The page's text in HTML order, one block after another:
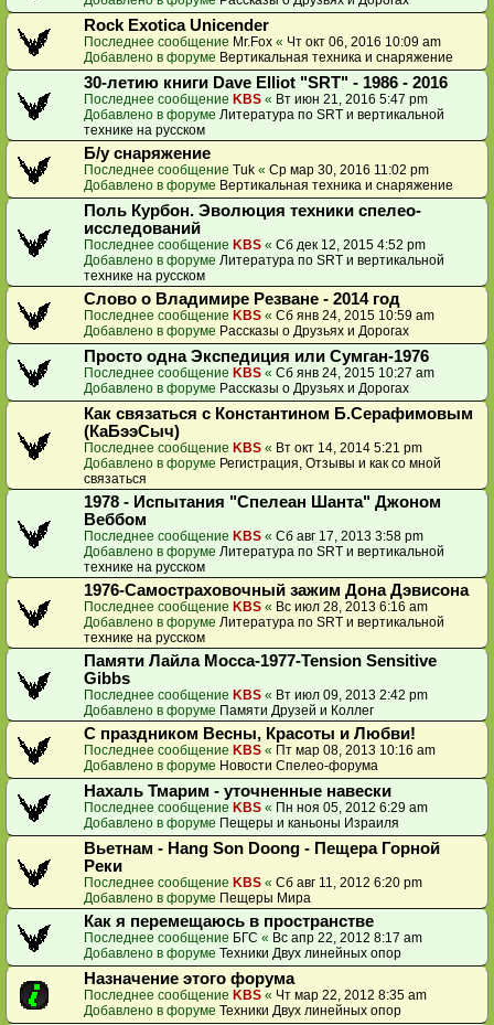
Rock Exotica Unicender
Последнее сообщение Mr.Fox « Чт окт 06, 2016 10:09 am
Добавлено в форуме Вертикальная техника и снаряжение
30-летию книги Dave Elliot "SRT" - 1986 - 2016
Последнее сообщение KBS « Вт июн 21, 2016 5:47 pm
Добавлено в форуме Литература по SRT и вертикальной
технике на русском
Б/у снаряжение
Последнее сообщение Tuk « Ср мар 30, 2016 11:02 pm
Добавлено в форуме Вертикальная техника и снаряжение
Поль Курбон. Эволюция техники спелео-
исследований
Последнее сообщение KBS « Сб дек 12, 2015 4:52 pm
Добавлено в форуме Литература по SRT и вертикальной
технике на русском
Слово о Владимире Резване - 2014 год
Последнее сообщение KBS « Сб янв 24, 2015 10:59 am
Добавлено в форуме Рассказы о Друзьях и Дорогах
Просто одна Экспедиция или Сумган-1976
Последнее сообщение KBS « Сб янв 24, 2015 10:27 am
Добавлено в форуме Рассказы о Друзьях и Дорогах
Как связаться с Константином Б.Серафимовым
(КаБээСыч)
Последнее сообщение KBS « Вт окт 14, 2014 5:21 pm
Добавлено в форуме Регистрация, Отзывы и как со мной
связаться
1978 - Испытания "Спелеан Шанта" Джоном
Веббом
Последнее сообщение KBS « Сб авг 17, 2013 3:58 pm
Добавлено в форуме Литература по SRT и вертикальной
технике на русском
1976-Самостраховочный зажим Дона Дэвисона
Последнее сообщение KBS « Вс июл 28, 2013 6:16 am
Добавлено в форуме Литература по SRT и вертикальной
технике на русском
Памяти Лайла Мосса-1977-Tension Sensitive
Gibbs
Последнее сообщение KBS « Вт июл 09, 2013 2:42 pm
Добавлено в форуме Памяти Друзей и Коллег
С праздником Весны, Красоты и Любви!
Последнее сообщение KBS « Пт мар 08, 2013 10:16 am
Добавлено в форуме Новости Спелео-форума
Нахаль Тмарим - уточненные навески
Последнее сообщение KBS « Пн ноя 05, 2012 6:29 am
Добавлено в форуме Пещеры и каньоны Израиля
Вьетнам - Hang Son Doong - Пещера Горной
Реки
Последнее сообщение KBS « Сб авг 11, 2012 6:20 pm
Добавлено в форуме Пещеры Мира
Как я перемещаюсь в пространстве
Последнее сообщение БГС « Вс апр 22, 2012 8:17 am
Добавлено в форуме Техники Двух линейных опор
Назначение этого форума
Последнее сообщение KBS « Чт мар 22, 2012 8:35 am
Добавлено в форуме Техники Двух линейных опор